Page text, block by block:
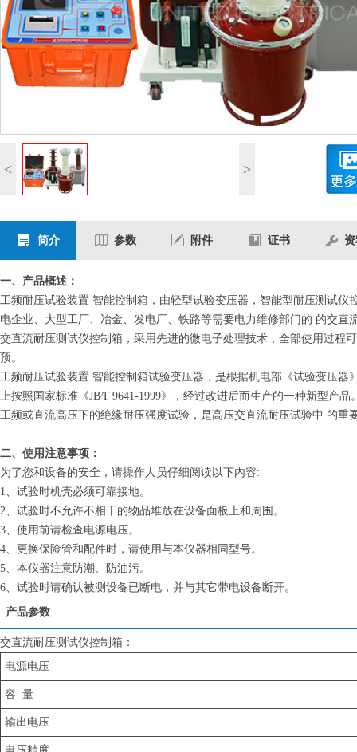
< >
简介 参数 附件 证书
一、产品概述：
工频耐压试验装置 智能控制箱，由轻型试验变压器，智能型耐压测试
电企业、大型工厂、冶金、发电厂、铁路等需要电力维修部门的 的交直
交直流耐压测试仪控制箱，采用先进的微电子处理技术，全部使用过程
预。
工频耐压试验装置 智能控制箱试验变压器，是根据机电部《试验变压
上按照国家标准《JB∕T 9641-1999》，经过改进后而生产的一种新型产
工频或直流高压下的绝缘耐压强度试验，是高压交直流耐压试验中 的重
二、使用注意事项：
为了您和设备的安全，请操作人员仔细阅读以下内容:
1、试验时机壳必须可靠接地。
2、试验时不允许不相干的物品堆放在设备面板上和周围。
3、使用前请检查电源电压。
4、更换保险管和配件时，请使用与本仪器相同型号。
5、本仪器注意防潮、防油污。
6、试验时请确认被测设备已断电，并与其它带电设备断开。
产品参数
交直流耐压测试仪控制箱：
电源电压
容 量
输出电压